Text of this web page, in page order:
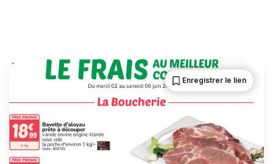
Enregistrer le lien